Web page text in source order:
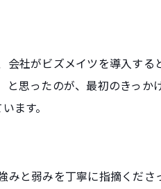
社がビズメイツを導入す
思ったのが、最初のきっか
ます。
と弱みを丁寧に指摘くだ